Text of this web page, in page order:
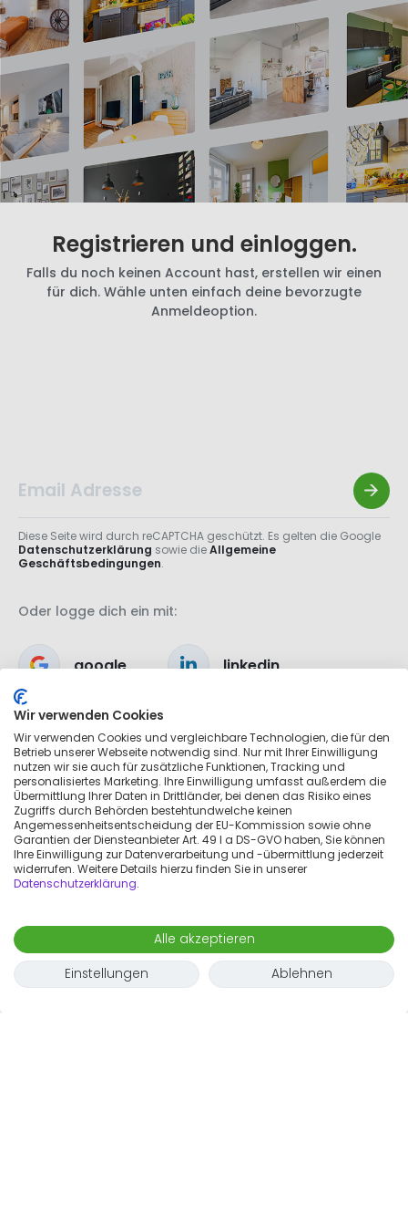
Registrieren und einloggen.
Falls du noch keinen Account hast, erstellen wir einen
für dich. Wähle unten einfach deine bevorzugte
Anmeldeoption.
Diese Seite wird durch reCAPTCHA geschützt. Es gelten die Google
Datenschutzerklärung sowie dieAllgemeine
Geschäftsbedingungen.
Oder logge dich ein mit:
google linkedin
apple
Wir verwenden Cookies
Wir verwenden Cookies und vergleichbare Technologien, die für den
Betrieb unserer Webseite notwendig sind. Nur mit Ihrer Einwilligung
nutzen wir sie auch für zusätzliche Funktionen, Tracking und
personalisiertes Marketing. Ihre Einwilligung umfasst außerdem die
Übermittlung Ihrer Daten in Drittländer, bei denen das Risiko eines
Zugriffs durch Behörden bestehtundwelche keinen
Angemessenheitsentscheidung der EU-Kommission sowie ohne
Garantien der Diensteanbieter Art. 49 I a DS-GVO haben, Sie können
Ihre Einwilligung zur Datenverarbeitung und -übermittlung jederzeit
widerrufen. Weitere Details hierzu finden Sie in unserer
Datenschutzerklärung.
Alle akzeptieren
Einstellungen
Ablehnen